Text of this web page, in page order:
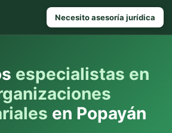
Necesito asesoría jurídica
especialistas en
en Popayán